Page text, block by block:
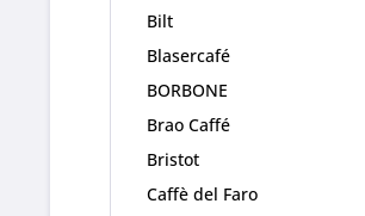
Bilt
Blasercafé
BORBONE
Brao Caffé
Bristot
Caffè del Faro